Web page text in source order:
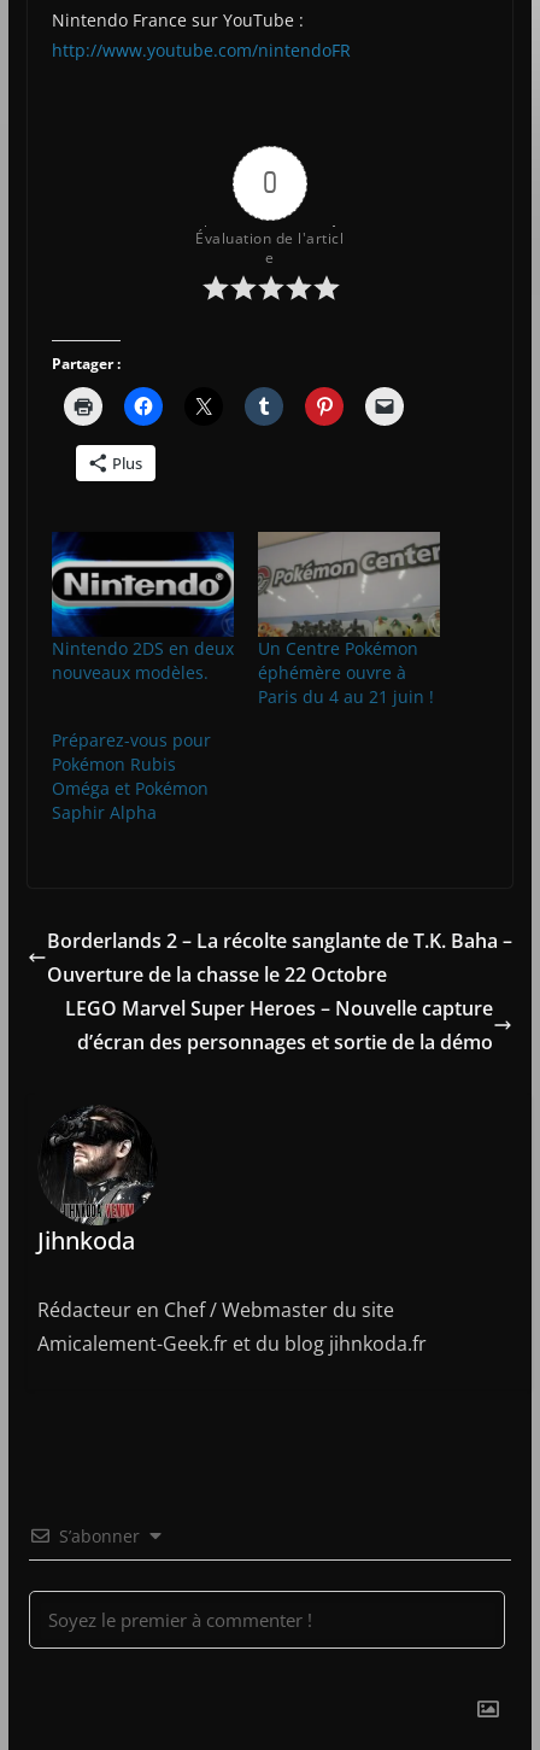
Nintendo France sur YouTube :
http://www.youtube.com/nintendoFR
0
Évaluation de l'articl
e
Partager :
Plus
Nintendo 2DS en deux
nouveaux modèles.
Un Centre Pokémon
éphémère ouvre à
Paris du 4 au 21 juin !
Préparez-vous pour
Pokémon Rubis
Oméga et Pokémon
Saphir Alpha
Borderlands 2 – La récolte sanglante de T.K. Baha –
Ouverture de la chasse le 22 Octobre
LEGO Marvel Super Heroes – Nouvelle capture
d’écran des personnages et sortie de la démo
Jihnkoda
Rédacteur en Chef / Webmaster du site
Amicalement-Geek.fr et du blog jihnkoda.fr
S’abonner